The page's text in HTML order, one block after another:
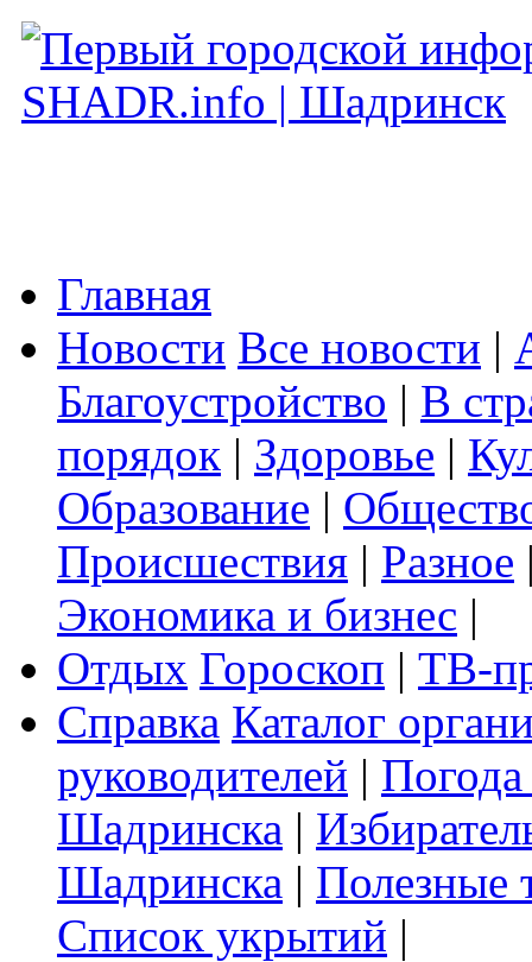
Главная
Новости Все новости |
Благоустройство | В
порядок | Здоровье |
Образование |
Происшествия | Разное
Экономика и бизнес |
Отдых Гороскоп | ТВ-
Справка Каталог
руководителей |
Шадринска |
Шадринска | Полезные
Список укрытий |